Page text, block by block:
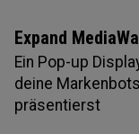
Expand
Ein Pop-up
deine
präsentierst